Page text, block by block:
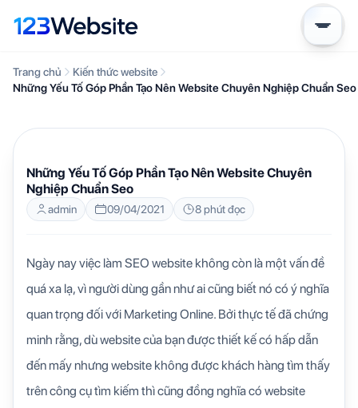
Trang chủ
Kiến thức website
Những Yếu Tố Góp Phần Tạo Nên Website Chuyên Nghiệp Chuẩn Seo
Những Yếu Tố Góp Phần Tạo Nên Website Chuyên
Nghiệp Chuẩn Seo
admin 09/04/2021 8 phút đọc
Ngày nay việc làm SEO website không còn là một vấn đề
quá xa lạ, vì người dùng gần như ai cũng biết nó có ý nghĩa
quan trọng đối với Marketing Online. Bởi thực tế đã chứng
minh rằng, dù website của bạn được thiết kế có hấp dẫn
đến mấy nhưng website không được khách hàng tìm thấy
trên công cụ tìm kiếm thì cũng đồng nghĩa có website